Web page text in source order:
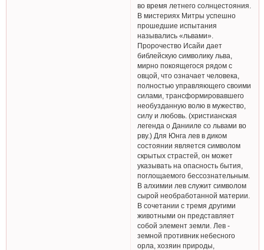
во время летнего солнцестояния.
В мистериях Митры успешно
прошедшие испытания
назывались «львами».
Пророчество Исайи дает
библейскую символику льва,
мирно покоящегося рядом с
овцой, что означает человека,
полностью управляющего своими
силами, трансформировавшего
необузданную волю в мужество,
силу и любовь. (христианская
легенда о Данииле со львами во
рву.) Для Юнга лев в диком
состоянии является символом
скрытых страстей, он может
указывать на опасность бытия,
поглощаемого бессознательным.
В алхимии лев служит символом
сырой необработанной материи.
В сочетании с тремя другими
животными он представляет
собой элемент земли. Лев -
земной противник небесного
орла, хозяин природы,